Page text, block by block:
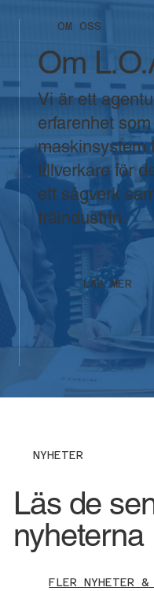
OM OSS
Om
LÄS MER
Vi är ett
erfarenhet
maskinsystem
tillverkare för
ett sågverk
träindustrin.
NYHETER
Läs de
nyheterna
FLER NYHETER &